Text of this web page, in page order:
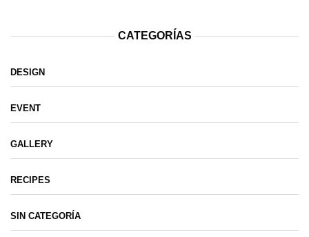
CATEGORÍAS
DESIGN
EVENT
GALLERY
RECIPES
SIN CATEGORÍA